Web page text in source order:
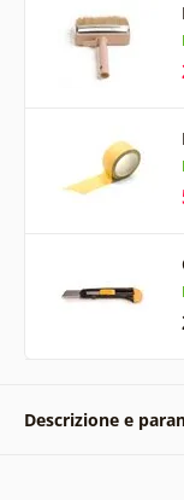
Descrizione e